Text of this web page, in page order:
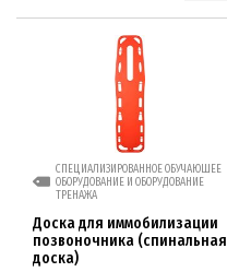
СПЕЦИАЛИЗИРОВАННОЕ ОБУЧАЮЩЕЕ
ОБОРУДОВАНИЕ И ОБОРУДОВАНИЕ
ТРЕНАЖА
Доска для иммобилизации
позвоночника (спинальная
доска)